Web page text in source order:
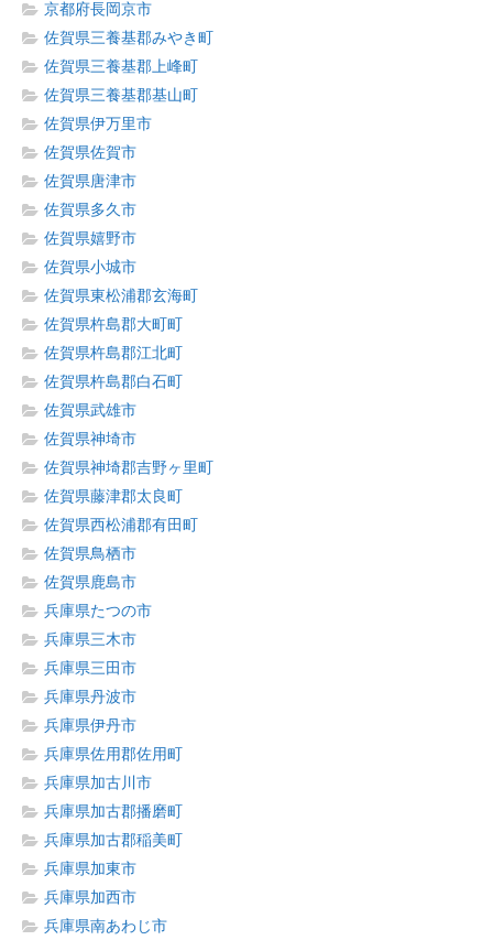
京都府長岡京市
佐賀県三養基郡みやき町
佐賀県三養基郡上峰町
佐賀県三養基郡基山町
佐賀県伊万里市
佐賀県佐賀市
佐賀県唐津市
佐賀県多久市
佐賀県嬉野市
佐賀県小城市
佐賀県東松浦郡玄海町
佐賀県杵島郡大町町
佐賀県杵島郡江北町
佐賀県杵島郡白石町
佐賀県武雄市
佐賀県神埼市
佐賀県神埼郡吉野ヶ里町
佐賀県藤津郡太良町
佐賀県西松浦郡有田町
佐賀県鳥栖市
佐賀県鹿島市
兵庫県たつの市
兵庫県三木市
兵庫県三田市
兵庫県丹波市
兵庫県伊丹市
兵庫県佐用郡佐用町
兵庫県加古川市
兵庫県加古郡播磨町
兵庫県加古郡稲美町
兵庫県加東市
兵庫県加西市
兵庫県南あわじ市